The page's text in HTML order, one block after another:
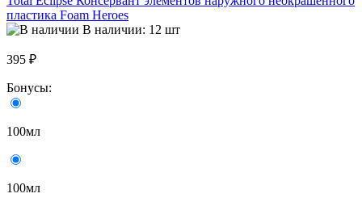
пластика Foam Heroes
В наличии: 12 шт
395 ₽
Бонусы:
100мл
100мл